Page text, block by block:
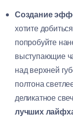
Создание
хотите
попробуйте
выступающие
над верхней
полтона
деликатное
лучших